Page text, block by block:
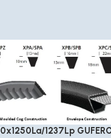
1237Lp